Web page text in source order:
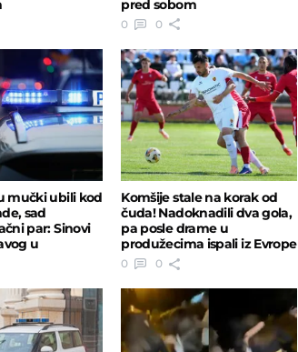
pred sobom
0 0
mučki ubili kod
sad
par: Sinovi
u
Komšije stale na korak od
čuda! Nadoknadili dva gola,
pa posle drame u
produžecima ispali iz Evrope
0 0